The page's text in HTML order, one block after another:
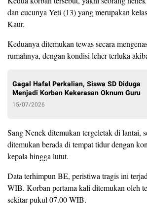
dan cucunya Yeti (13) yang merupakan
Kaur.
Keduanya ditemukan tewas secara
rumahnya, dengan kondisi leher terluka
Gagal Hafal Perkalian, Siswa SD Diduga
Menjadi Korban Kekerasan Oknum Guru
15/07/2026
Sang Nenek ditemukan tergeletak di lantai,
ditemukan berada di tempat tidur dengan
kepala hingga lutut.
Data terhimpun BE, peristiwa tragis ini
WIB. Korban pertama kali ditemukan oleh
sekitar pukul 07.00 WIB.